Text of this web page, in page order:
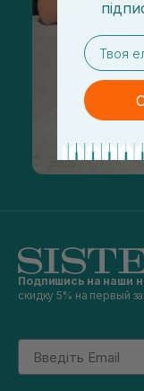
Подпишись на наши
скидку 5% на первый
Email
email